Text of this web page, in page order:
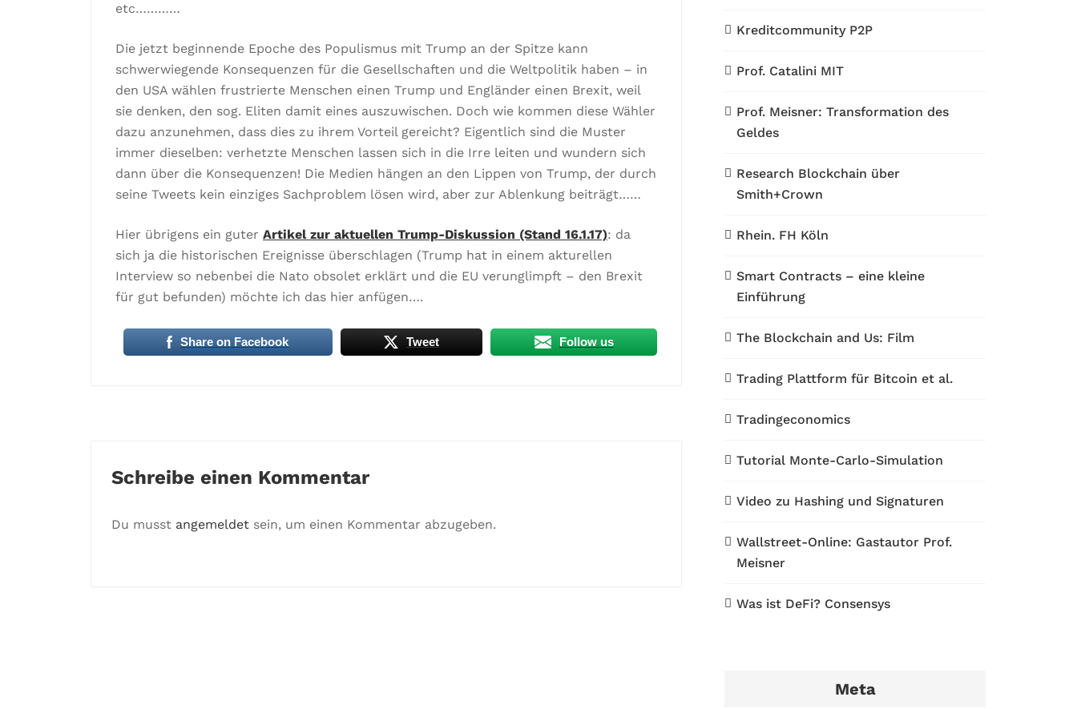
etc…………
Die jetzt beginnende Epoche des Populismus mit Trump an der Spitze kann
schwerwiegende Konsequenzen für die Gesellschaften und die Weltpolitik haben – in
den USA wählen frustrierte Menschen einen Trump und Engländer einen Brexit, weil
sie denken, den sog. Eliten damit eines auszuwischen. Doch wie kommen diese Wähler
dazu anzunehmen, dass dies zu ihrem Vorteil gereicht? Eigentlich sind die Muster
immer dieselben: verhetzte Menschen lassen sich in die Irre leiten und wundern sich
dann über die Konsequenzen! Die Medien hängen an den Lippen von Trump, der durch
seine Tweets kein einziges Sachproblem lösen wird, aber zur Ablenkung beiträgt……
Hier übrigens ein guter Artikel zur aktuellen Trump-Diskussion (Stand 16.1.17): da
sich ja die historischen Ereignisse überschlagen (Trump hat in einem akturellen
Interview so nebenbei die Nato obsolet erklärt und die EU verunglimpft – den Brexit
für gut befunden) möchte ich das hier anfügen….
Share on Facebook Tweet Follow us
Schreibe einen Kommentar
Du musst angemeldet sein, um einen Kommentar abzugeben.
Kreditcommunity P2P
Prof. Catalini MIT
Prof. Meisner: Transformation des
Geldes
Research Blockchain über
Smith+Crown
Rhein. FH Köln
Smart Contracts – eine kleine
Einführung
The Blockchain and Us: Film
Trading Plattform für Bitcoin et al.
Tradingeconomics
Tutorial Monte-Carlo-Simulation
Video zu Hashing und Signaturen
Wallstreet-Online: Gastautor Prof.
Meisner
Was ist DeFi? Consensys
Meta